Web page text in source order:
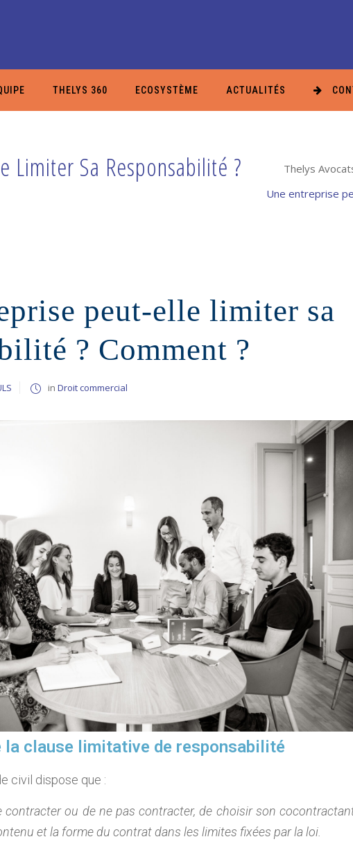
THELYS 360 ECOSYSTÈME ACTUALITÉS
Limiter Sa Responsabilité ?
Thelys
Une entreprise
peut-elle limiter sa
? Comment ?
in Droit commercial
la clause limitative de responsabilité
civil dispose que :
contracter ou de ne pas contracter, de choisir son
et la forme du contrat dans les limites fixées par la loi.